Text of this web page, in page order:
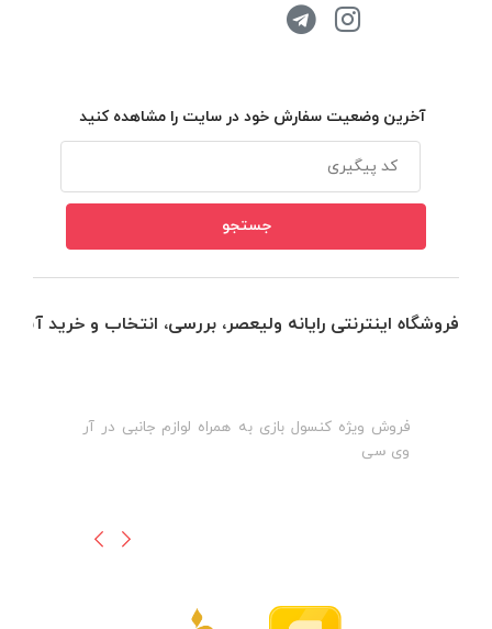
آخرین وضعیت سفارش خود در سایت را مشاهده کنید
فروشگاه اینترنتی رایانه ولیعصر، بررسی، انتخاب و خرید
فروش ویژه کنسول بازی به همراه لوازم جانبی در آر
وی سی